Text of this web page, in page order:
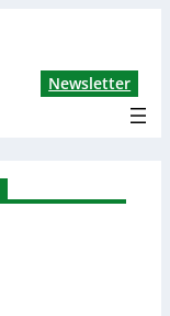
Newsletter